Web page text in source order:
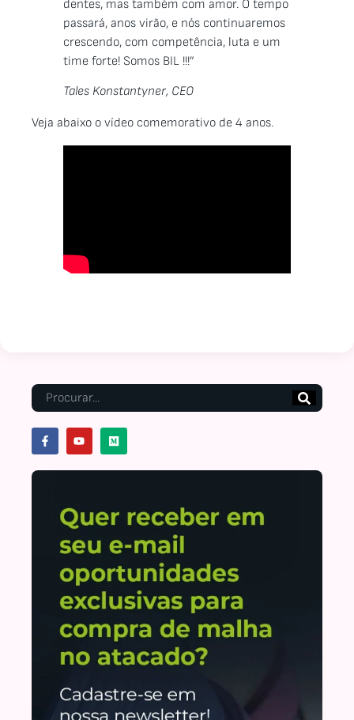
dentes, mas também com amor. O tempo
passará, anos virão, e nós continuaremos
crescendo, com competência, luta e um
time forte! Somos BIL !!!”
Tales Konstantyner, CEO
Veja abaixo o vídeo comemorativo de 4 anos.